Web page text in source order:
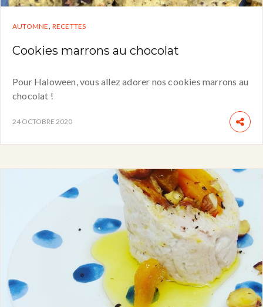
AUTOMNE RECETTES
Cookies marrons au chocolat
Pour Haloween, vous allez adorer nos cookies marrons au
chocolat !
24 OCTOBRE 2020